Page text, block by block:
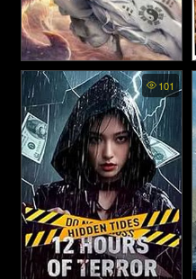
Laoshan Taoist - ลัทธิเต๋าแห่ง
เขาเหลาซาน (2021) 101